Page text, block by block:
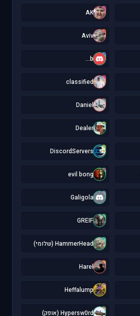
A
AK
A
Aviv
b
b...
c
classified
D
Daniel
D
Dealer
D
DiscordServers
e
evil bong
G
Galigola
G
GREIF
H HammerHead (שלומי)
H
Harel
H
Heffalump
H Hypersw0rd (אופק)